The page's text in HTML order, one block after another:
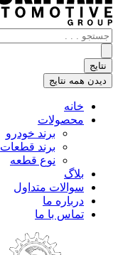
جستجو
.
.
.
نتایج
دیدن همه نتایج
خانه
محصولات
برند خودرو
برند قطعات
نوع قطعه
بلاگ
سوالات متداول
درباره ما
تماس با ما